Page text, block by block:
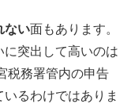
ない面もあります。
突出して高いのは
税務署管内の申告
るわけではありま